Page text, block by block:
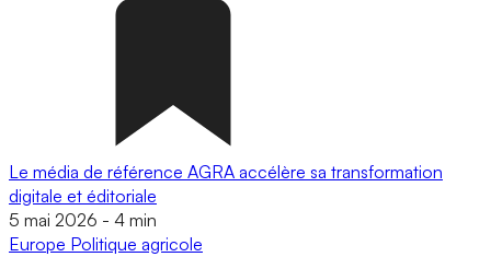
Le média de référence AGRA accélère sa transformation
digitale et éditoriale
5 mai 2026 - 4 min
Europe Politique agricole